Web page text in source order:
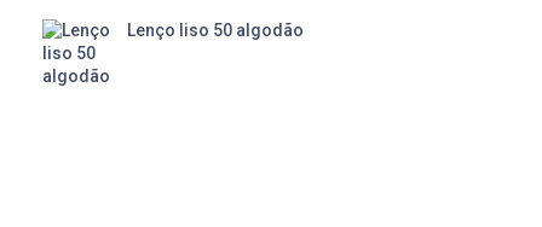
Lenço liso 50 algodão